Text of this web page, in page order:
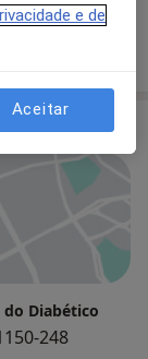
do Diabético
248
e de
Aceitar